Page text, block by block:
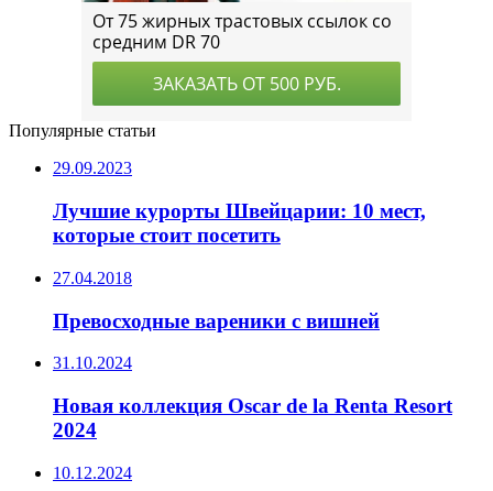
Популярные статьи
29.09.2023
Лучшие курорты Швейцарии: 10 мест,
которые стоит посетить
27.04.2018
Превосходные вареники с вишней
31.10.2024
Новая коллекция Oscar de la Renta Resort
2024
10.12.2024